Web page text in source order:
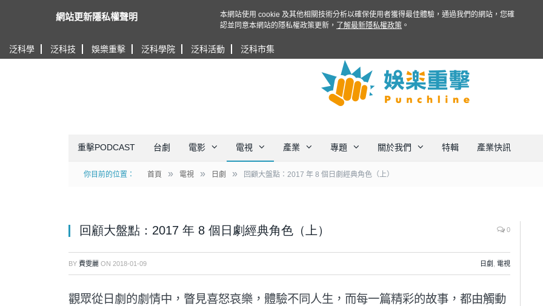
泛科學 泛科技 娛樂重擊 泛科學院 泛科活動 泛科市集
重擊PODCAST 台劇 電影 電視 產業 專題 關於我們 特輯 產業快訊
你目前的位置： 首頁 » 電視 » 日劇 » 回顧大盤點：2017 年 8 個日劇經典角色（上）
回顧大盤點：2017 年 8 個日劇經典角色（上） 0
BY 費雯麗 ON 2018-01-09 日劇 電視
觀眾從日劇的劇情中，瞥見喜怒哀樂，體驗不同人生，而每一篇精彩的故事，都由觸動
網站更新隱私權聲明
本網站使用 cookie 及其他相關技術分析以確保使用者獲得最佳體驗，通過我們的網站，您確
認並同意本網站的隱私權政策更新，
了解最新隱私權政策 。